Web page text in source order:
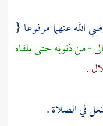
الله عنهما مرفوعا {
- من ذنوبه حتى يلقاه
.
في الصلاة .